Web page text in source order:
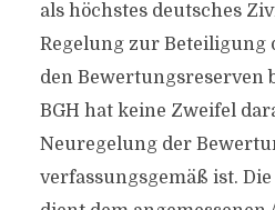
als höchstes deutsches
Regelung zur Beteiligung
den Bewertungsreserven
BGH hat keine Zweifel
Neuregelung der
verfassungsgemäß ist.